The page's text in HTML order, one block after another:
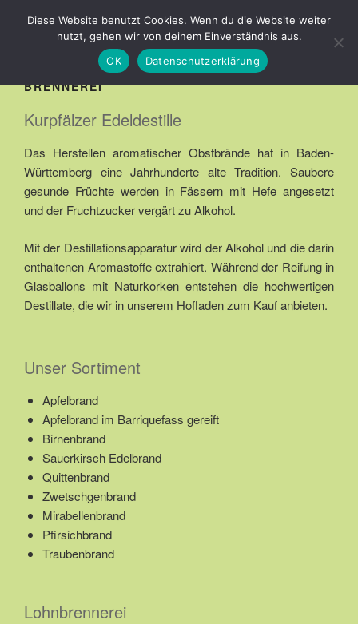
OBSTBAU HAUCK
BRENNEREI
Kurpfälzer Edeldestille
Das Herstellen aromatischer Obstbrände hat in Baden-
Württemberg eine Jahrhunderte alte Tradition. Saubere
gesunde Früchte werden in Fässern mit Hefe angesetzt
und der Fruchtzucker vergärt zu Alkohol.
Mit der Destillationsapparatur wird der Alkohol und die darin
enthaltenen Aromastoffe extrahiert. Während der Reifung in
Glasballons mit Naturkorken entstehen die hochwertigen
Destillate, die wir in unserem Hofladen zum Kauf anbieten.
Unser Sortiment
Apfelbrand
Apfelbrand im Barriquefass gereift
Birnenbrand
Sauerkirsch Edelbrand
Quittenbrand
Zwetschgenbrand
Mirabellenbrand
Pfirsichbrand
Traubenbrand
Lohnbrennerei
Diese Website benutzt Cookies. Wenn du die Website weiter
nutzt, gehen wir von deinem Einverständnis aus.
OK
Datenschutzerklärung